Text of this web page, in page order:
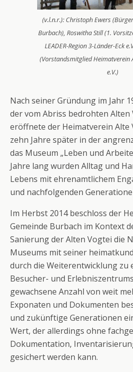
(v.l.n.r.): Christoph Ewers
Burbach), Roswitha Still (1.
LEADER-Region 3-Länder-Eck
(Vorstandsmitglied Heimatverein
e.V.)
Nach seiner Gründung im Jahr
der vom Abriss bedrohten Alten
eröffnete der Heimatverein Alte
zehn Jahre später in der
das Museum „Leben und
Jahre lang wurden Alltag und
Lebens mit ehrenamtlichem
und nachfolgenden
Im Herbst 2014 beschloss der
Gemeinde Burbach im Kontext
Sanierung der Alten Vogtei die
Museums mit seiner
durch die Weiterentwicklung zu
Besucher- und
gewachsene Anzahl von weit
Exponaten und Dokumenten
und zukünftige Generationen
Wert, der allerdings ohne
Dokumentation,
gesichert werden kann.